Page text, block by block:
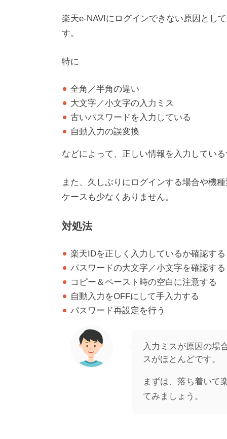
楽天e-NAVIにログインできない原因とし
す。
特に
全角／半角の違い
大文字／小文字の入力ミス
古いパスワードを入力している
自動入力の誤変換
などによって、正しい情報を入力してい
また、久しぶりにログインする場合や機
ケースも少なくありません。
対処法
楽天IDを正しく入力しているか確認する
パスワードの大文字／小文字を確認する
コピー＆ペースト時の空白に注意する
自動入力をOFFにして手入力する
パスワード再設定を行う
入力ミスが原因の場
スがほとんどです。
まずは、落ち着いて
てみましょう。